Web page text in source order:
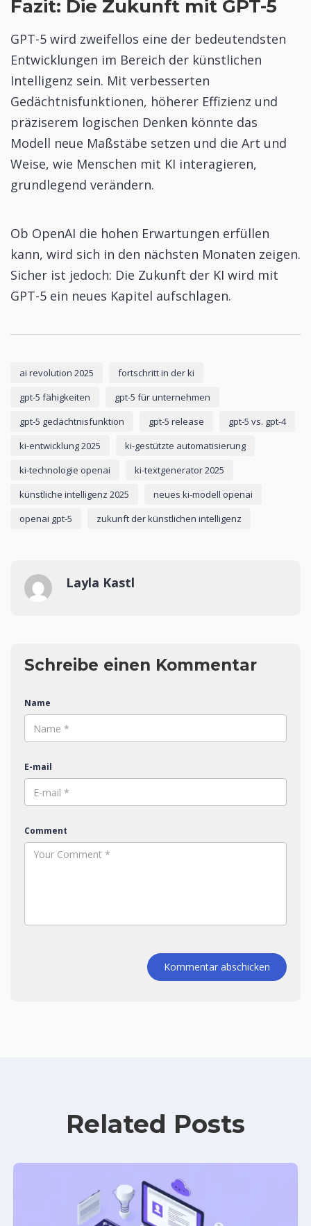
Fazit: Die Zukunft mit GPT-5
GPT-5 wird zweifellos eine der bedeutendsten
Entwicklungen im Bereich der künstlichen
Intelligenz sein. Mit verbesserten
Gedächtnisfunktionen, höherer Effizienz und
präziserem logischen Denken könnte das
Modell neue Maßstäbe setzen und die Art und
Weise, wie Menschen mit KI interagieren,
grundlegend verändern.
Ob OpenAI die hohen Erwartungen erfüllen
kann, wird sich in den nächsten Monaten zeigen.
Sicher ist jedoch: Die Zukunft der KI wird mit
GPT-5 ein neues Kapitel aufschlagen.
ai revolution 2025
fortschritt in der ki
gpt-5 fähigkeiten
gpt-5 für unternehmen
gpt-5 gedächtnisfunktion
gpt-5 release
gpt-5 vs. gpt-4
ki-entwicklung 2025
ki-gestützte automatisierung
ki-technologie openai
ki-textgenerator 2025
künstliche intelligenz 2025
neues ki-modell openai
openai gpt-5
zukunft der künstlichen intelligenz
Layla Kastl
Schreibe einen Kommentar
Name
E-mail
Comment
Kommentar abschicken
Related Posts